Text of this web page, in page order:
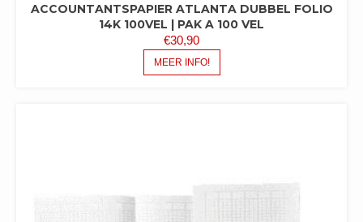
ACCOUNTANTSPAPIER ATLANTA DUBBEL FOLIO
14K 100VEL | PAK A 100 VEL
€30,90
MEER INFO!